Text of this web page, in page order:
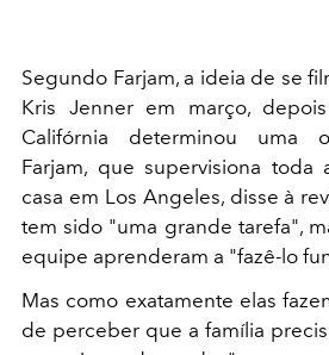
Segundo Farjam, a ideia de se
Kris Jenner em março,
Califórnia determinou uma
Farjam, que supervisiona
casa em Los Angeles, disse à
tem sido "uma grande tarefa",
equipe aprenderam a "fazê-lo
Mas como exatamente elas
de perceber que a família